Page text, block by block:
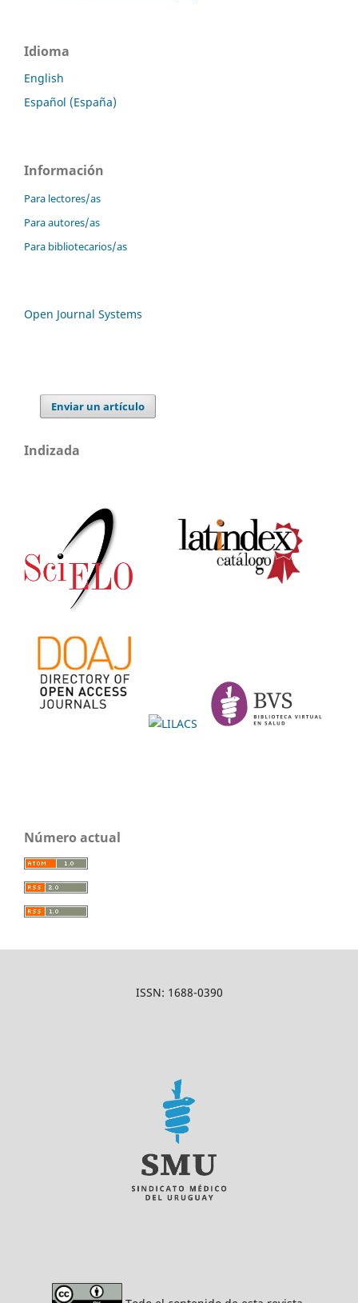
Idioma
English
Español (España)
Información
Para lectores/as
Para autores/as
Para bibliotecarios/as
Open Journal Systems
Enviar un artículo
Indizada
Número actual
ISSN: 1688-0390